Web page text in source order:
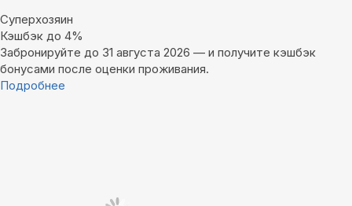
Суперхозяин
Кэшбэк до 4%
Забронируйте до 31 августа 2026 — и получите кэшбэк
бонусами после оценки проживания.
Подробнее